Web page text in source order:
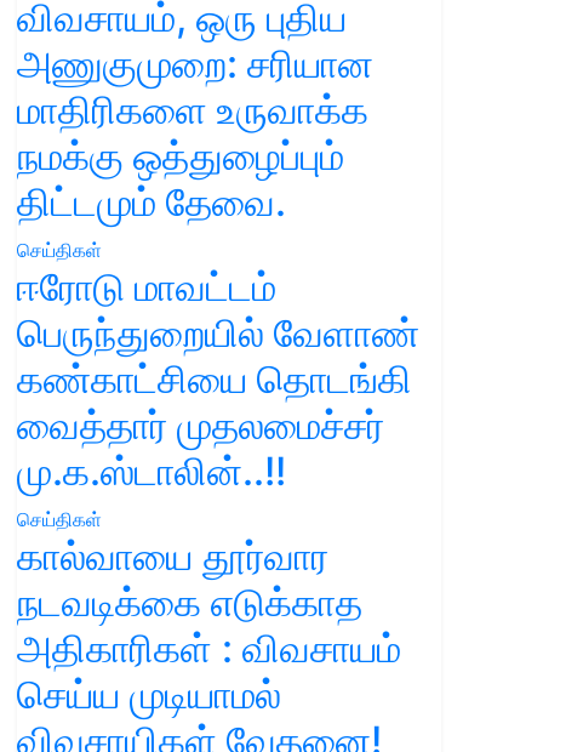
விவசாயம், ஒரு புதிய
அணுகுமுறை: சரியான
மாதிரிகளை உருவாக்க
நமக்கு ஒத்துழைப்பும்
திட்டமும் தேவை.
செய்திகள்
ஈரோடு மாவட்டம்
பெருந்துறையில் வேளாண்
கண்காட்சியை தொடங்கி
வைத்தார் முதலமைச்சர்
மு.க.ஸ்டாலின்..!!
செய்திகள்
கால்வாயை தூர்வார
நடவடிக்கை எடுக்காத
அதிகாரிகள் : விவசாயம்
செய்ய முடியாமல்
விவசாயிகள் வேதனை!